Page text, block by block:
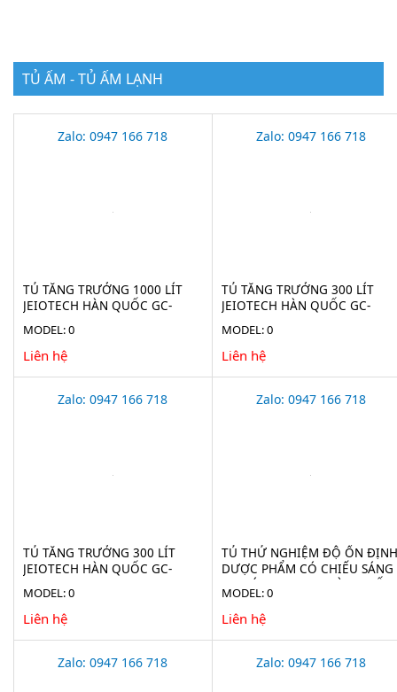
TỦ ẤM - TỦ ẤM LẠNH
Zalo: 0947 166 718
TỦ TĂNG TRƯỞNG 1000 LÍT
JEIOTECH HÀN QUỐC GC-
MODEL: 0
Liên hệ
Zalo: 0947 166 718
TỦ TĂNG TRƯỞNG 300 LÍT
JEIOTECH HÀN QUỐC GC-
MODEL: 0
Liên hệ
Zalo: 0947 166 718
TỦ TĂNG TRƯỞNG 300 LÍT
JEIOTECH HÀN QUỐC GC-
MODEL: 0
Liên hệ
Zalo: 0947 166 718
TỦ THỬ NGHIỆM ĐỘ ỔN ĐỊNH
DƯỢC PHẨM CÓ CHIẾU SÁNG
760 LÍT JEIOTECH HÀN QUỐC
TH-ICH-800
MODEL: 0
Liên hệ
Zalo: 0947 166 718 Zalo: 0947 166 718